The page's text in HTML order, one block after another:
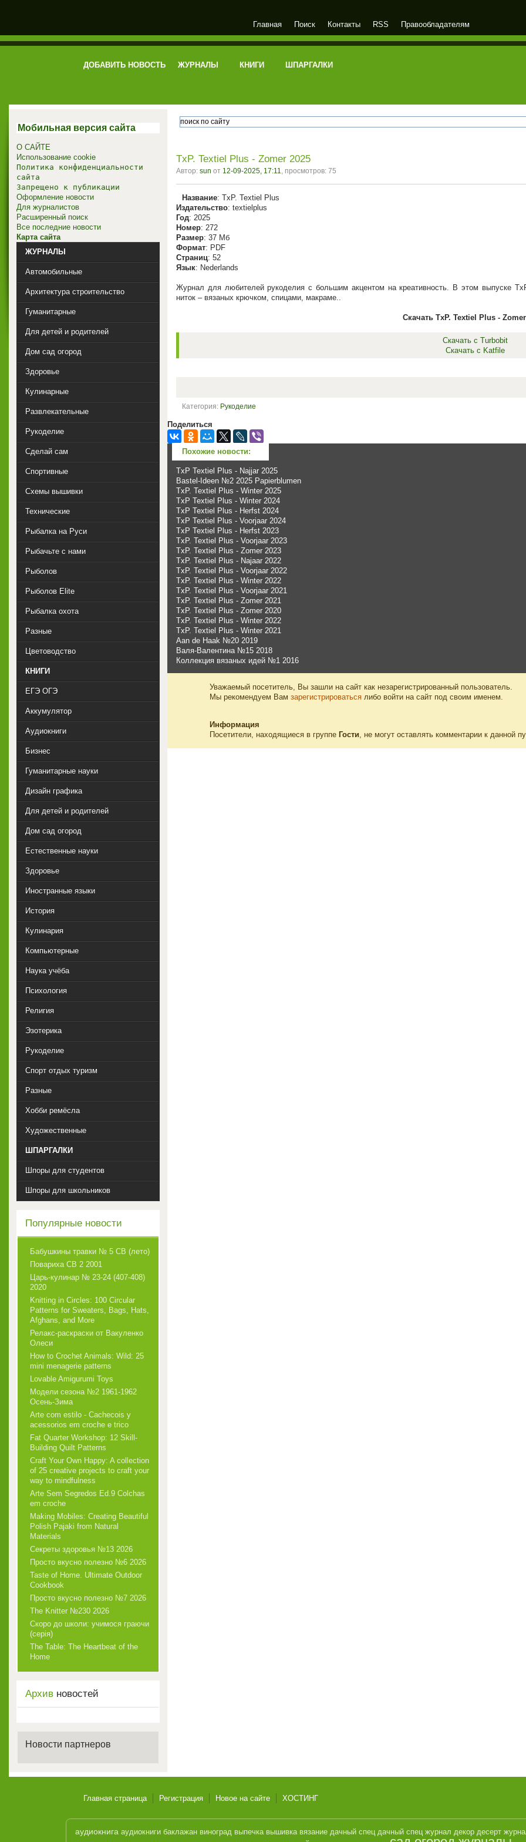
электронная библиотека
Главная Поиск Контакты RSS Правообладателям
ДОБАВИТЬ НОВОСТЬ ЖУРНАЛЫ КНИГИ ШПАРГАЛКИ
TxP. Textiel Plus - Zomer 2025
Автор: sun от 12-09-2025, 17:11, просмотров: 75
Название: TxP. Textiel Plus
Издательство: textielplus
Год: 2025
Номер: 272
Размер: 37 Мб
Формат: PDF
Страниц: 52
Язык: Nederlands
Журнал для любителей рукоделия с большим акцентом на креативность. В этом выпуске
ниток – вязаных крючком, спицами, макраме..
Скачать TxP. Textiel Plus -
Скачать с Turbobit
Скачать с Katfile
Категория: Рукоделие
Поделиться
Похожие новости:
TxP Textiel Plus - Najjar 2025
Bastel-Ideen №2 2025 Papierblumen
TxP. Textiel Plus - Winter 2025
TxP Textiel Plus - Winter 2024
TxP Textiel Plus - Herfst 2024
TxP Textiel Plus - Voorjaar 2024
TxP Textiel Plus - Herfst 2023
TxP. Textiel Plus - Voorjaar 2023
TxP. Textiel Plus - Zomer 2023
TxP. Textiel Plus - Najaar 2022
TxP. Textiel Plus - Voorjaar 2022
TxP. Textiel Plus - Winter 2022
TxP. Textiel Plus - Voorjaar 2021
TxP. Textiel Plus - Zomer 2021
TxP. Textiel Plus - Zomer 2020
TxP. Textiel Plus - Winter 2022
TxP. Textiel Plus - Winter 2021
Aan de Haak №20 2019
Валя-Валентина №15 2018
Коллекция вязаных идей №1 2016
Уважаемый посетитель, Вы зашли на сайт как незарегистрированный пользователь.
Мы рекомендуем Вам зарегистрироваться либо войти на сайт под своим именем.
Информация
Посетители, находящиеся в группе Гости , не могут оставлять комментарии к данной
Мобильная версия сайта
О САЙТЕ
Использование cookie
Политика конфиденциальности
сайта
Запрещено к публикации
Оформление новости
Для журналистов
Расширенный поиск
Все последние новости
Карта сайта
ЖУРНАЛЫ
Автомобильные
Архитектура строительство
Гуманитарные
Для детей и родителей
Дом сад огород
Здоровье
Кулинарные
Развлекательные
Рукоделие
Сделай сам
Спортивные
Схемы вышивки
Технические
Рыбалка на Руси
Рыбачьте с нами
Рыболов
Рыболов Elite
Рыбалка охота
Разные
Цветоводство
КНИГИ
ЕГЭ ОГЭ
Аккумулятор
Аудиокниги
Бизнес
Гуманитарные науки
Дизайн графика
Для детей и родителей
Дом сад огород
Естественные науки
Здоровье
Иностранные языки
История
Кулинария
Компьютерные
Наука учёба
Психология
Религия
Эзотерика
Рукоделие
Спорт отдых туризм
Разные
Хобби ремёсла
Художественные
ШПАРГАЛКИ
Шпоры для студентов
Шпоры для школьников
Популярные новости
Бабушкины травки № 5 СВ (лето)
Повариха СВ 2 2001
Царь-кулинар № 23-24 (407-408)
2020
Knitting in Circles: 100 Circular
Patterns for Sweaters, Bags, Hats,
Afghans, and More
Релакс-раскраски от Вакуленко
Олеси
How to Crochet Animals: Wild: 25
mini menagerie patterns
Lovable Amigurumi Toys
Модели сезона №2 1961-1962
Осень-Зима
Arte com estilo - Cachecois у
acessorios em croche e trico
Fat Quarter Workshop: 12 Skill-
Building Quilt Patterns
Craft Your Own Happy: A collection
of 25 creative projects to craft your
way to mindfulness
Arte Sem Segredos Ed.9 Colchas
em croche
Making Mobiles: Creating Beautiful
Polish Pajaki from Natural
Materials
Секреты здоровья №13 2026
Просто вкусно полезно №6 2026
Taste of Home. Ultimate Outdoor
Cookbook
Просто вкусно полезно №7 2026
The Knitter №230 2026
Скоро до школи: учимося граючи
(серія)
The Table: The Heartbeat of the
Home
Архив новостей
Новости партнеров
Главная страница Регистрация Новое на сайте ХОСТИНГ
аудиокнига аудиокниги баклажан виноград выпечка вышивка вязание дачный спец дачный спец журнал декор десерт